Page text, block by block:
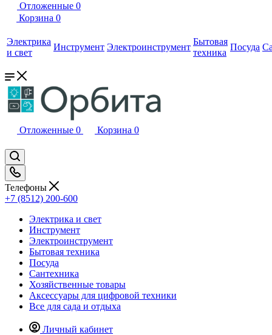
Отложенные 0
Корзина 0
Электрика
и свет
Инструмент Электроинструмент
Бытовая
техника
Посуда
Отложенные 0 Корзина 0
Телефоны
+7 (8512) 200-600
Электрика и свет
Инструмент
Электроинструмент
Бытовая техника
Посуда
Сантехника
Хозяйственные товары
Аксессуары для цифровой техники
Все для сада и отдыха
Личный кабинет